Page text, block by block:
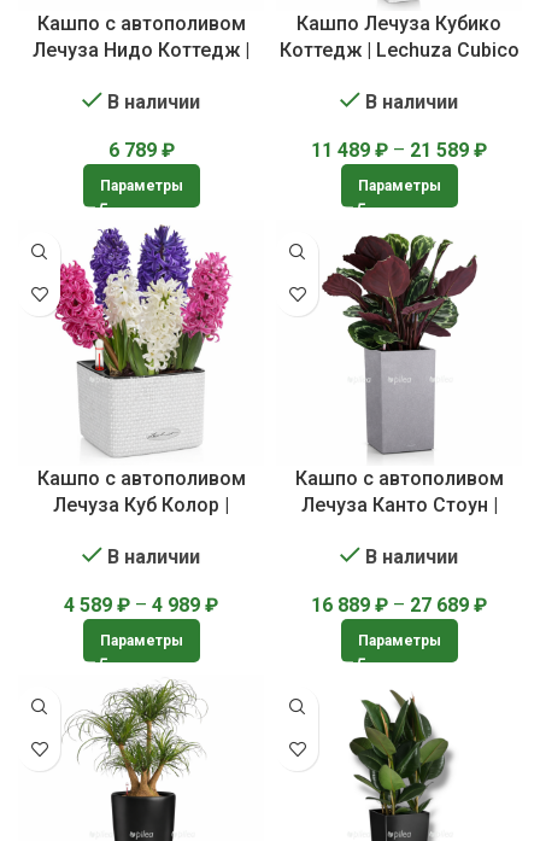
Кашпо с автополивом
Лечуза Нидо Коттедж |
В наличии
6 789 ₽
Параметры
Кашпо Лечуза Кубико
Коттедж | Lechuza Cubico
В наличии
11 489 ₽ – 21 589 ₽
Параметры
Кашпо с автополивом
Лечуза Куб Колор |
В наличии
4 589 ₽ – 4 989 ₽
Параметры
Кашпо с автополивом
Лечуза Канто Стоун |
В наличии
16 889 ₽ – 27 689 ₽
Параметры